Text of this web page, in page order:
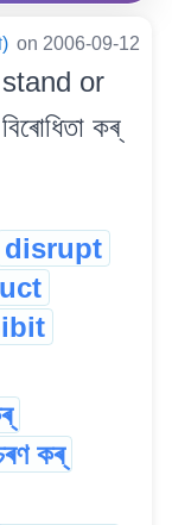
on 2006-09-12
or
কৰ্
disrupt
কৰ্